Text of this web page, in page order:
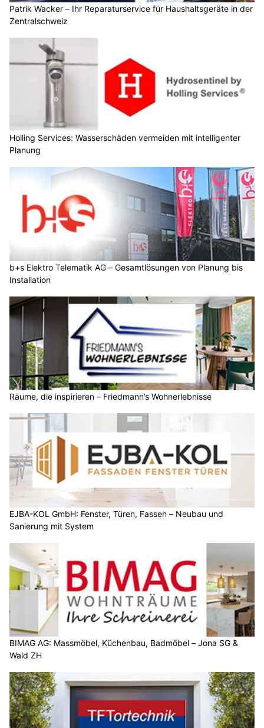
Patrik Wacker – Ihr Reparaturservice für Haushaltsgeräte in der
Zentralschweiz
Holling Services: Wasserschäden vermeiden mit intelligenter
Planung
b+s Elektro Telematik AG – Gesamtlösungen von Planung bis
Installation
Räume, die inspirieren – Friedmann’s Wohnerlebnisse
EJBA-KOL GmbH: Fenster, Türen, Fassen – Neubau und
Sanierung mit System
BIMAG AG: Massmöbel, Küchenbau, Badmöbel – Jona SG &
Wald ZH